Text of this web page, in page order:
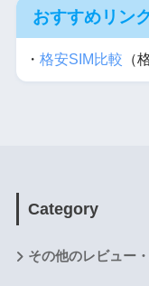
おすすめリン
・ 格安SIM比較 （
Category
その他のレビュー